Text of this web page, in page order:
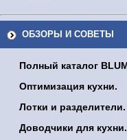
ОБЗОРЫ И СОВЕТЫ
Полный каталог
Оптимизация кухни.
Лотки и разделители.
Доводчики для кухни.